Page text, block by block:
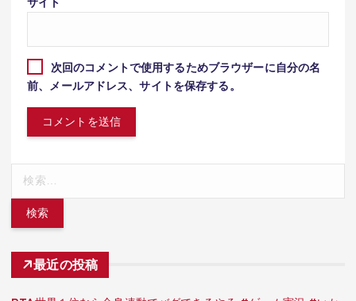
次回のコメントで使用するためブラウザーに自分の名
前、メールアドレス、サイトを保存する。
最近の投稿